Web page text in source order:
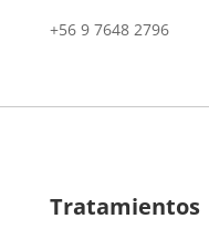
+56 9 7648 2796
Tratamientos